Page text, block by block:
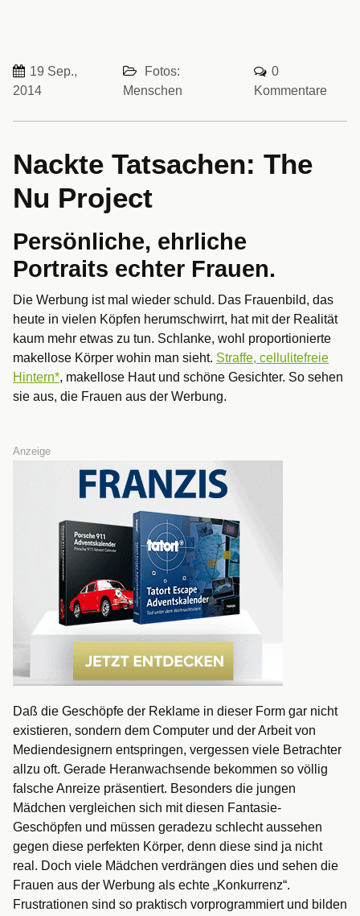
19 Sep.,
2014
Fotos:
Menschen
0
Kommentare
Nackte Tatsachen: The
Nu Project
Persönliche, ehrliche
Portraits echter Frauen.
Die Werbung ist mal wieder schuld. Das Frauenbild, das
heute in vielen Köpfen herumschwirrt, hat mit der Realität
kaum mehr etwas zu tun. Schlanke, wohl proportionierte
makellose Körper wohin man sieht. Straffe, cellulitefreie
Hintern*, makellose Haut und schöne Gesichter. So sehen
sie aus, die Frauen aus der Werbung.
Anzeige
Daß die Geschöpfe der Reklame in dieser Form gar nicht
existieren, sondern dem Computer und der Arbeit von
Mediendesignern entspringen, vergessen viele Betrachter
allzu oft. Gerade Heranwachsende bekommen so völlig
falsche Anreize präsentiert. Besonders die jungen
Mädchen vergleichen sich mit diesen Fantasie-
Geschöpfen und müssen geradezu schlecht aussehen
gegen diese perfekten Körper, denn diese sind ja nicht
real. Doch viele Mädchen verdrängen dies und sehen die
Frauen aus der Werbung als echte „Konkurrenz“.
Frustrationen sind so praktisch vorprogrammiert und bilden